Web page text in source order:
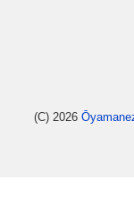
(C) 2026